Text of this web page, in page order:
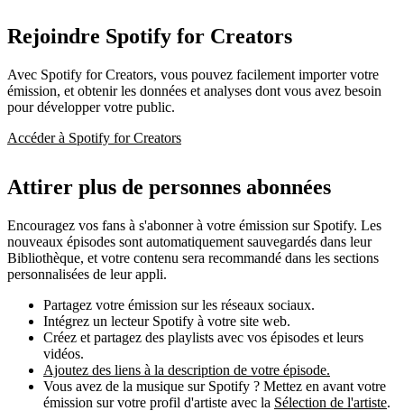
Rejoindre Spotify for Creators
Avec Spotify for Creators, vous pouvez facilement importer votre
émission, et obtenir les données et analyses dont vous avez besoin
pour développer votre public.
Accéder à Spotify for Creators
Attirer plus de personnes abonnées
Encouragez vos fans à s'abonner à votre émission sur Spotify. Les
nouveaux épisodes sont automatiquement sauvegardés dans leur
Bibliothèque, et votre contenu sera recommandé dans les sections
personnalisées de leur appli.
Partagez votre émission sur les réseaux sociaux.
Intégrez un lecteur Spotify à votre site web.
Créez et partagez des playlists avec vos épisodes et leurs
vidéos.
Ajoutez des liens à la description de votre épisode.
Vous avez de la musique sur Spotify ? Mettez en avant votre
émission sur votre profil d'artiste avec la Sélection de l'artiste.